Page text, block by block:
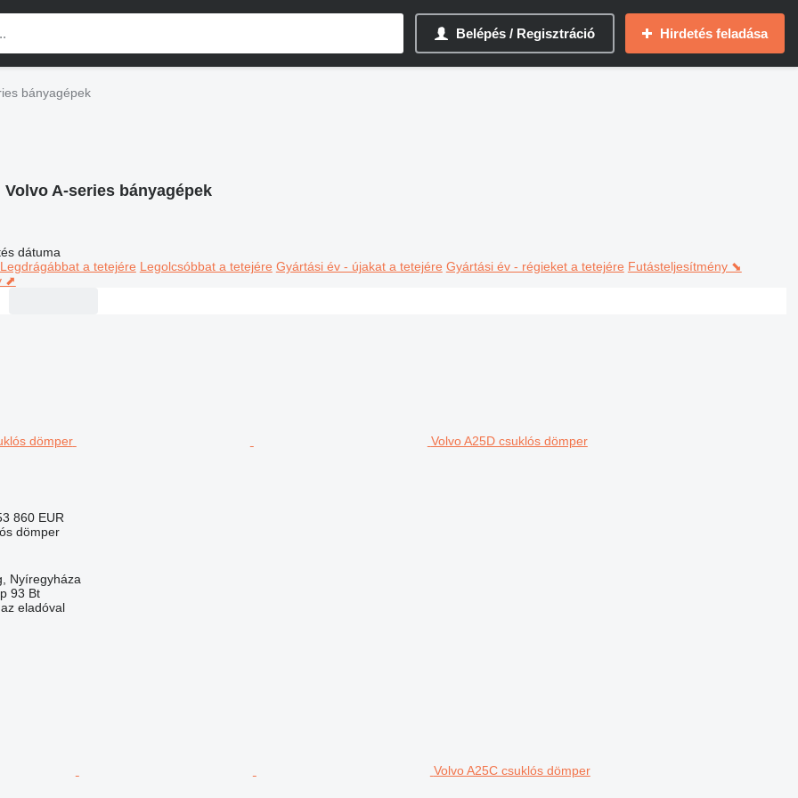
Belépés / Regisztráció Hirdetés feladása
bányagépek
Volvo A-series bányagépek
dátuma
Legdrágábbat a tetejére Legolcsóbbat a tetejére Gyártási év - újakat a tetejére Gyártási év - régieket a tetejére Futásteljesítmény ⬊
⬈
Volvo A25D csuklós dömper
860 EUR
dömper
Nyíregyháza
93 Bt
eladóval
Volvo A25C csuklós dömper